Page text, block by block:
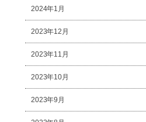
2024年1月
2023年12月
2023年11月
2023年10月
2023年9月